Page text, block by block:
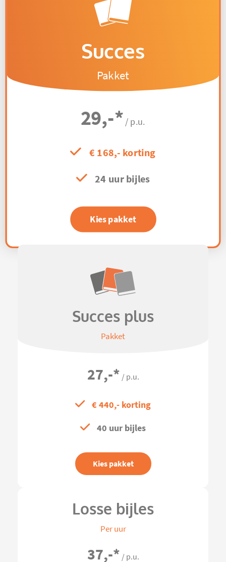
Succes
Pakket
29,-* / p.u.
€ 168,- korting
24 uur bijles
Kies pakket
Succes plus
Pakket
27,-* / p.u.
€ 440,- korting
40 uur bijles
Kies pakket
Losse bijles
Per uur
37,-* / p.u.